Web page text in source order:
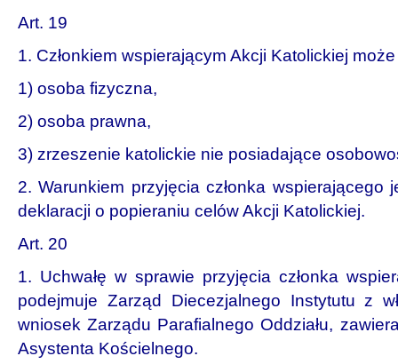
Art. 19
1. Członkiem wspierającym Akcji Katolickiej
1) osoba fizyczna,
2) osoba prawna,
3) zrzeszenie katolickie nie posiadające
2. Warunkiem przyjęcia członka wspierającego
deklaracji o popieraniu celów Akcji Katolickiej.
Art. 20
1. Uchwałę w sprawie przyjęcia członka
podejmuje Zarząd Diecezjalnego Instytutu z
wniosek Zarządu Parafialnego Oddziału,
Asystenta Kościelnego.